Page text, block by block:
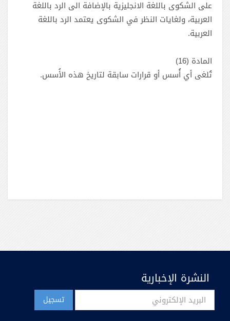
على الشكوى باللغة الانجليزية بالإضافة الى الرد باللغة
العربية، ولغايات النظر في الشكوى يعتمد الرد باللغة
العربية.
المادة (16)
تُلغى أي أُسس أو قرارات سابقة لتاريخ هذه الأُسس.
النشرة الإخبارية